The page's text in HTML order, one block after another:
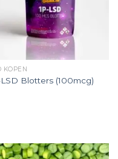
KOPEN
LSD Blotters (100mcg)